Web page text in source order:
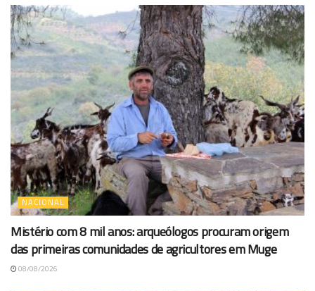
NACIONAL
Mistério com 8 mil anos: arqueólogos procuram origem
das primeiras comunidades de agricultores em Muge
08/08/2026